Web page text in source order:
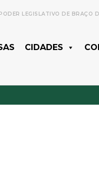
LEGISLATIVO DE BRAÇO
CIDADES